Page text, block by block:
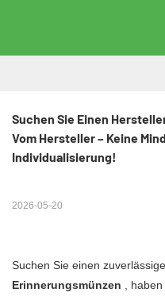
Suchen Sie Einen
Vom Hersteller – Keine
Individualisierung!
2026-05-20
Suchen Sie einen
Erinnerungsmünzen ,